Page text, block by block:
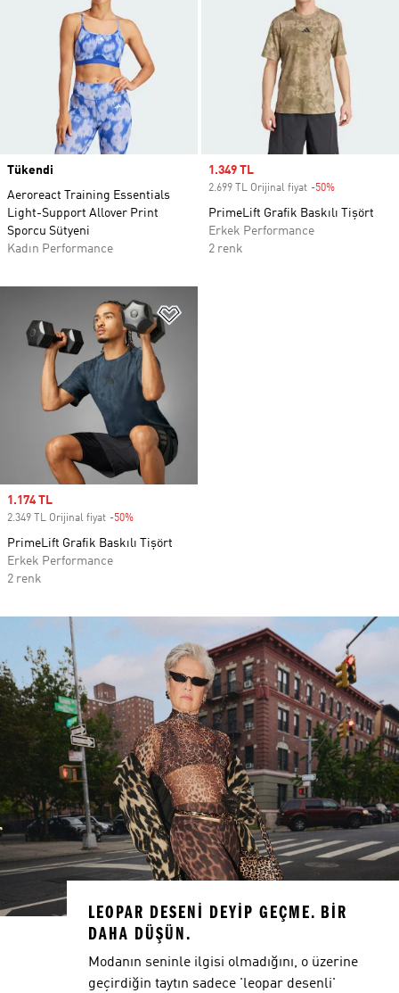
Tükendi
Aeroreact Training Essentials
Light-Support Allover Print
Sporcu Sütyeni
Kadın Performance
Sale price
1.349 TL
2.699 TL Orijinal fiyat -50%
PrimeLift Grafik Baskılı Tişört
Erkek Performance
2 renk
Sale price
1.174 TL
2.349 TL Orijinal fiyat -50%
PrimeLift Grafik Baskılı Tişört
Erkek Performance
2 renk
LEOPAR DESENİ DEYİP GEÇME. BİR
DAHA DÜŞÜN.
Modanın seninle ilgisi olmadığını, o üzerine
geçirdiğin taytın sadece 'leopar desenli'